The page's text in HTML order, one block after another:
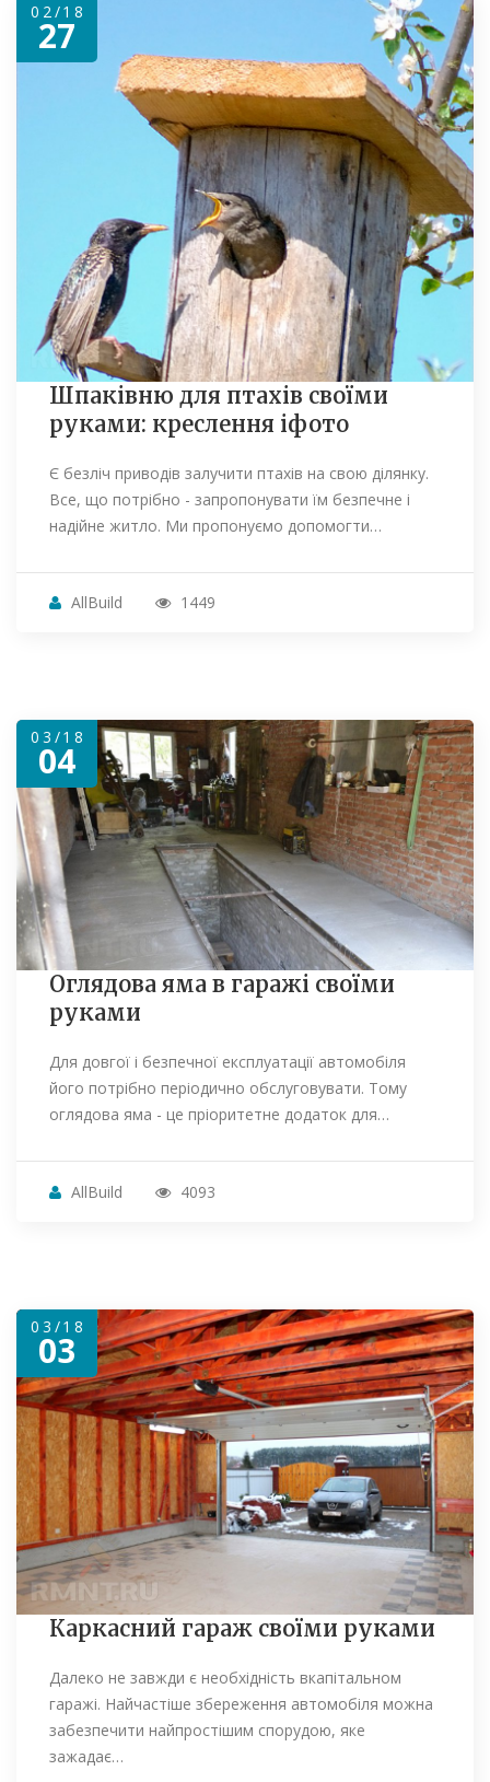
02/18
27
Шпаківню для птахів своїми
руками: креслення іфото
Є безліч приводів залучити птахів на свою ділянку.
Все, що потрібно - запропонувати їм безпечне і
надійне житло. Ми пропонуємо допомогти…
AllBuild 1449
03/18
04
Оглядова яма в гаражі своїми
руками
Для довгої і безпечної експлуатації автомобіля
його потрібно періодично обслуговувати. Тому
оглядова яма - це пріоритетне додаток для…
AllBuild 4093
03/18
03
Каркасний гараж своїми руками
Далеко не завжди є необхідність вкапітальном
гаражі. Найчастіше збереження автомобіля можна
забезпечити найпростішим спорудою, яке
зажадає…